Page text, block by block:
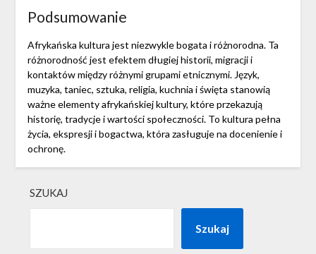
Podsumowanie
Afrykańska kultura jest niezwykle bogata i różnorodna. Ta
różnorodność jest efektem długiej historii, migracji i
kontaktów między różnymi grupami etnicznymi. Język,
muzyka, taniec, sztuka, religia, kuchnia i święta stanowią
ważne elementy afrykańskiej kultury, które przekazują
historię, tradycje i wartości społeczności. To kultura pełna
życia, ekspresji i bogactwa, która zasługuje na docenienie i
ochronę.
SZUKAJ
Szukaj